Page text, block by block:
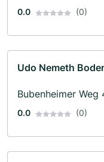
0.0 (0)
Udo Nemeth
Bubenheimer
0.0 (0)